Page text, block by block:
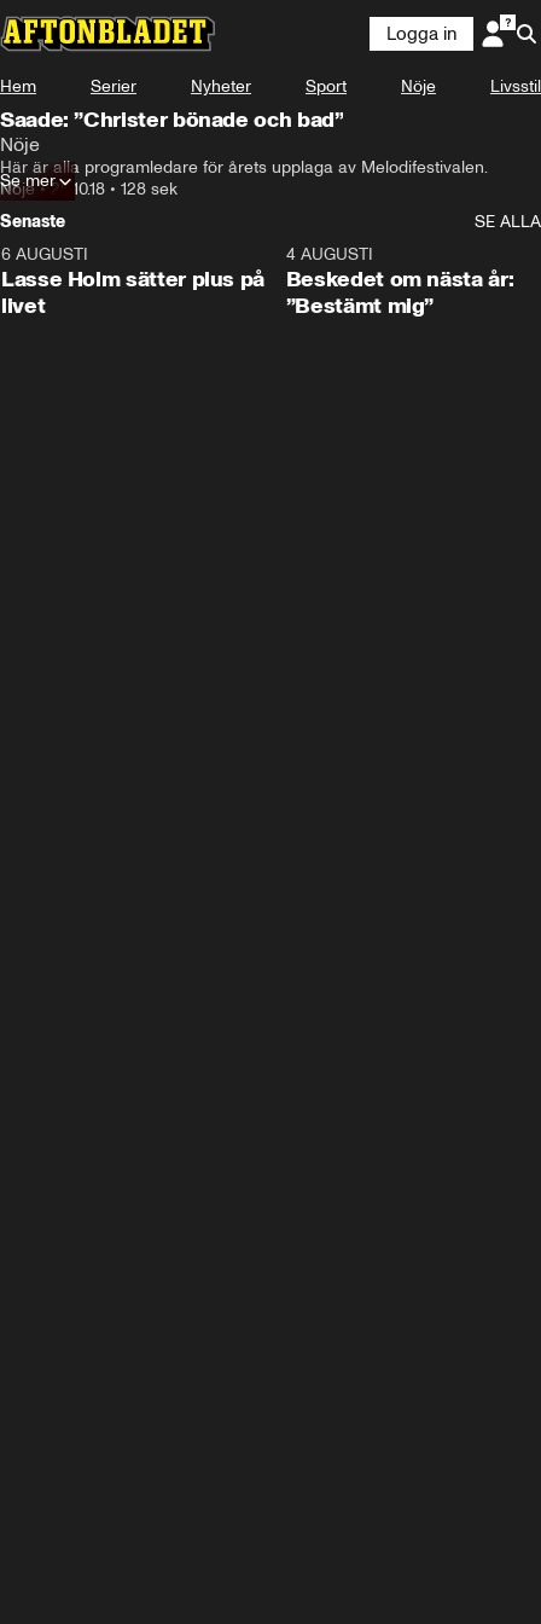
Logga in
Hem Serier Nyheter Sport Nöje Livsstil
Saade: ”Christer bönade och bad”
Nöje
Här är alla programledare för årets upplaga av Melodifestivalen.
Nöje•26.10.18 • 128 sek
Se mer
Senaste
SE ALLA
6 AUGUSTI
Lasse Holm sätter plus på
livet
4 AUGUSTI
Beskedet om nästa år:
”Bestämt mig”